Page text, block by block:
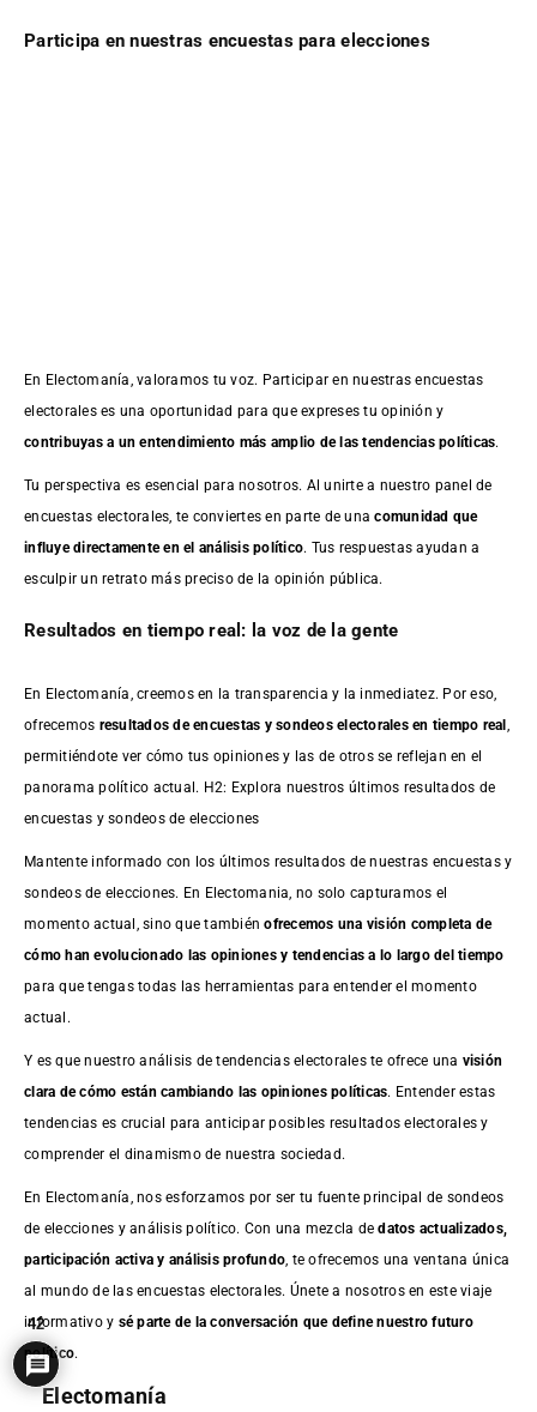
Participa en nuestras encuestas para elecciones
En Electomanía, valoramos tu voz. Participar en nuestras encuestas
electorales es una oportunidad para que expreses tu opinión y
contribuyas a un entendimiento más amplio de las tendencias políticas.
Tu perspectiva es esencial para nosotros. Al unirte a nuestro panel de
encuestas electorales, te conviertes en parte de unacomunidad que
influye directamente en el análisis político. Tus respuestas ayudan a
esculpir un retrato más preciso de la opinión pública.
Resultados en tiempo real: la voz de la gente
En Electomanía, creemos en la transparencia y la inmediatez. Por eso,
ofrecemos resultados deencuestas y sondeos electorales en tiempo real
permitiéndote ver cómo tus opiniones y las de otros se reflejan en el
panorama político actual. H2: Explora nuestros últimos resultados de
encuestas y sondeos de elecciones
Mantente informado con los últimos resultados de nuestras encuestasy
sondeos de elecciones. En Electomania, no solo capturamos el
momento actual, sino que tambiénofrecemos una visión completa de
cómo han evolucionado las opiniones y tendencias a lo largo del tiempo
para que tengas todas las herramientas para entender el momento
actual.
Y es que nuestro análisis de tendencias electorales te ofrece una visión
clara de cómo están cambiando las opiniones políticas. Entender estas
tendencias es crucial para anticipar posibles resultados electorales y
comprender el dinamismo de nuestra sociedad.
En Electomanía, nos esforzamos por ser tu fuente principal de sondeos
de elecciones y análisis político. Con una mezcla dedatos actualizados,
participación activa y análisis profundo , te ofrecemos una ventana única
al mundo de las encuestas electorales. Únete a nosotros en este viaje
informativo y sé parte de la conversación que define nuestro futuro
político.
Electomanía
42